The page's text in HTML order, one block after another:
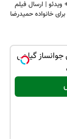
| ارسال فیلم
خانواده‌ حمیدرضا
گیاهی